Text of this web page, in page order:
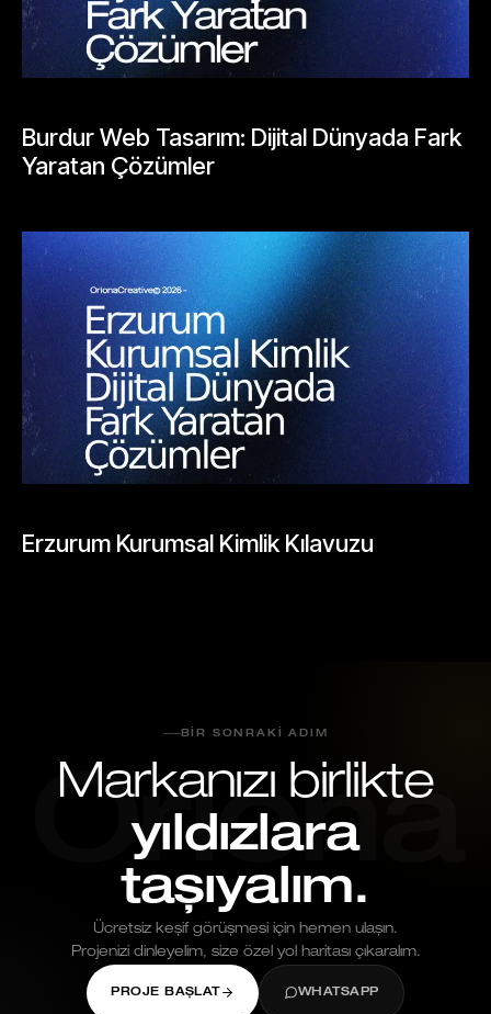
Burdur Web Tasarım: Dijital Dünyada Fark
Yaratan Çözümler
Erzurum Kurumsal Kimlik Kılavuzu
Oriona
BIR SONRAKI ADIM
Markanızı birlikte
yıldızlara
taşıyalım.
Ücretsiz keşif görüşmesi için hemen ulaşın.
Projenizi dinleyelim, size özel yol haritası çıkaralım.
PROJE BAŞLAT WHATSAPP